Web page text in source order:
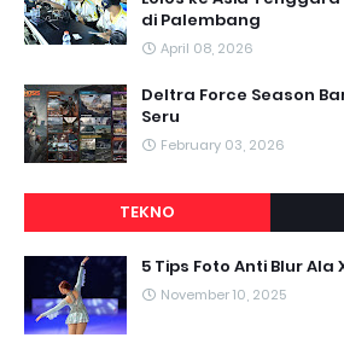
di Palembang
April 08, 2026
Deltra Force Season
Seru
February 03, 2026
TEKNO
5 Tips Foto Anti Blur Ala
November 10, 2025